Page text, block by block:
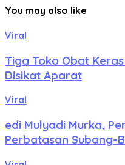
You may also like
Viral
Tiga Toko Obat
Disikat Aparat
Viral
edi Mulyadi Murka,
Perbatasan Subang-